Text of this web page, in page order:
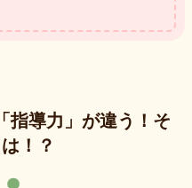
指導力」が違う！そ
！？